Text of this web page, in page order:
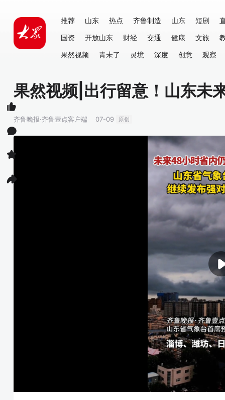
推荐 山东 热点 齐鲁制造 山东 短剧
国资
开放山东 财经 交通 健康 文旅
果然视频
青未了 灵境 深度 创意 观察
果然视频|出行留意！山东未
齐鲁晚报·齐鲁壹点客户端 07-09 原创